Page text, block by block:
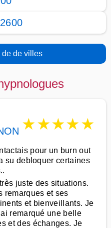
de de villes
★★★★★
pour un burn out
su debloquer certaines
juste des situations.
remarques et ses
et bienveillants. Je
remarqué une belle
et des échanges. Je